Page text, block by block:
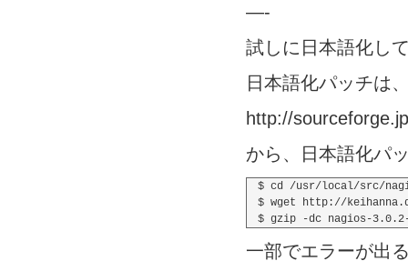
—-
試しに日本語化し
日本語化パッチは
http://
から、日本語化パ
$ cd /usr/local/src/
$ wget http://
一部でエラーが出